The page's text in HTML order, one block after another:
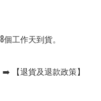
工作天到貨。
【退貨及退款政策】